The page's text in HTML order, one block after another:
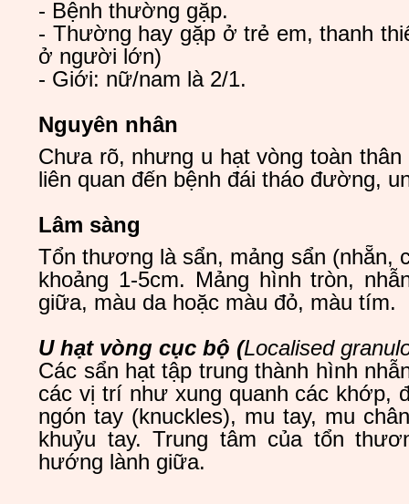
- Bệnh thường gặp.
- Thường hay gặp ở trẻ em, thanh
ở người lớn)
- Giới: nữ/nam là 2/1.
Nguyên nhân
Chưa rõ, nhưng u hạt vòng toàn thân
liên quan đến bệnh đái tháo đường,
Lâm sàng
Tổn thương là sẩn, mảng sẩn (nhẵn,
khoảng 1-5cm. Mảng hình tròn,
giữa, màu da hoặc màu đỏ, màu tím.
U hạt vòng cục bộ (Localised
Các sẩn hạt tập trung thành hình
các vị trí như xung quanh các khớp,
ngón tay (knuckles), mu tay, mu
khuỷu tay. Trung tâm của tổn
hướng lành giữa.